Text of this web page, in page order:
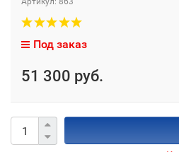
Под заказ
51 300 руб.